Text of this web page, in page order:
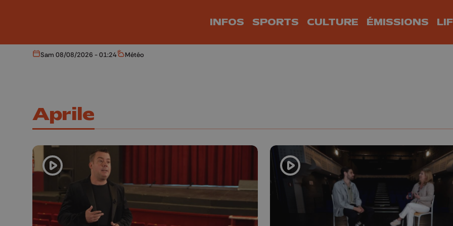
INFOS SPORTS CULTURE ÉMISSIONS
Aujourd'hui
Sam 08/08/2026 - 01:24 Météo
Météo
Aprile